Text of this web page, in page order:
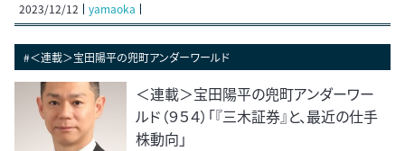
2023/12/12 yamaoka
#＜連載＞宝田陽平の兜町アンダーワールド
＜連載＞宝田陽平の兜町アンダーワー
ルド（９５４）「『三木証券』と、最近の仕手
株動向」